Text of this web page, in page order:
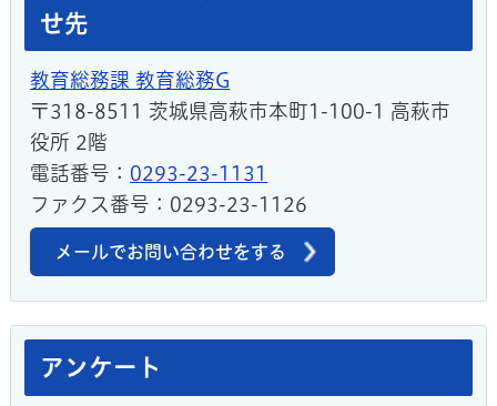
せ先
教育総務課 教育総務G
〒318-8511 茨城県高萩市本町1-100-1 高萩市
役所 2階
電話番号： 0293-23-1131
ファクス番号：0293-23-1126
メールでお問い合わせをする
アンケート